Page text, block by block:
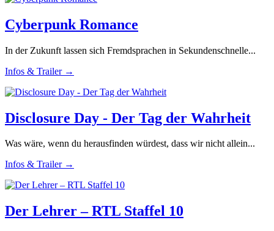
Cyberpunk Romance
In der Zukunft lassen sich Fremdsprachen in Sekundenschnelle...
Infos & Trailer →
Disclosure Day - Der Tag der Wahrheit
Was wäre, wenn du herausfinden würdest, dass wir nicht allein...
Infos & Trailer →
Der Lehrer – RTL Staffel 10